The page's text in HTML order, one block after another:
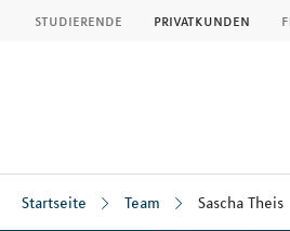
studierende privatkunden
Startseite Team Sascha Theis